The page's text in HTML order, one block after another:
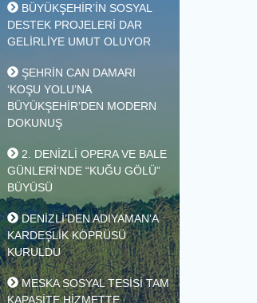
GÜÇLENDİRİYOR
BÜYÜKŞEHİR’İN SOSYAL
GELİRLİYE UMUT OLUYOR
ŞEHRİN CAN DAMARI
‘KOŞU YOLU’NA
BÜYÜKŞEHİR’DEN MODERN
DOKUNUŞ
2. DENİZLİ OPERA VE BALE
GÜNLERİ’NDE “KUĞU GÖLÜ”
BÜYÜSÜ
DENİZLİ’DEN ADIYAMAN’A
KARDEŞLİK KÖPRÜSÜ